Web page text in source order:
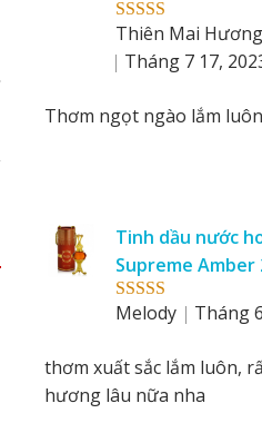
Rated5 out
of 5
Thiên Mai Hương
Tháng 7 17,
Thơm ngọt ngào lắm
Rated5out
Tinh dầu nước
Supreme Amber
Melody
Tháng
thơm xuất sắc lắm luôn,
hương lâu nữa nha